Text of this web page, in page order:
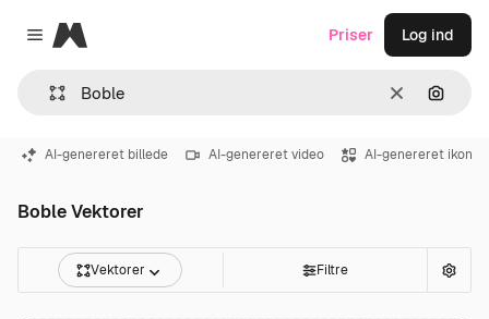
Close menu
Magnific
Klar Søg
Priser Log ind
AI-genereret billede AI-genereret video AI-genereret ikon
Boble Vektorer
Vektorer Filtre